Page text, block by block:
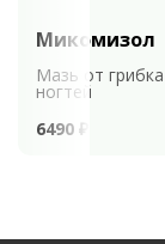
Микомизол
Мазь от грибка
ногтей
6490 ₽